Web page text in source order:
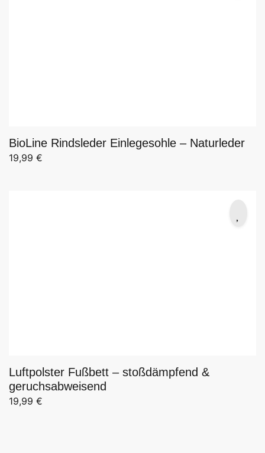
BioLine Rindsleder Einlegesohle – Naturleder
19,99 €
Luftpolster Fußbett – stoßdämpfend &
geruchsabweisend
19,99 €